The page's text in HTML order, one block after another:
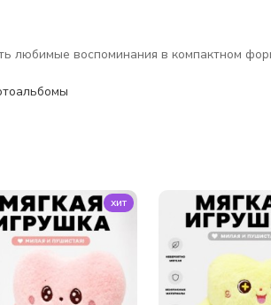
любимые воспоминания в компактном
хит